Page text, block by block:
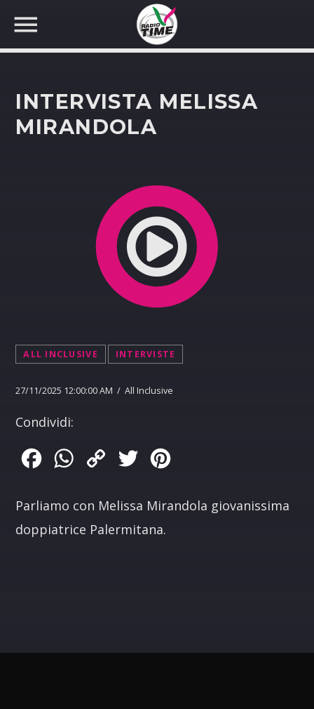
INTERVISTA MELISSA
MIRANDOLA
ALL INCLUSIVE INTERVISTE
27/11/2025 12:00:00 AM / All Inclusive
Condividi:
FacebookWhatsApp
Copy
Twitter
Parliamo con Melissa Mirandola giovanissima
doppiatrice Palermitana.